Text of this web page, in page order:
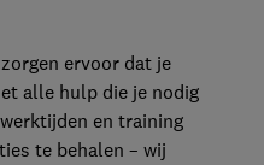
ervoor dat je
alle hulp die je nodig
en training
te behalen – wij